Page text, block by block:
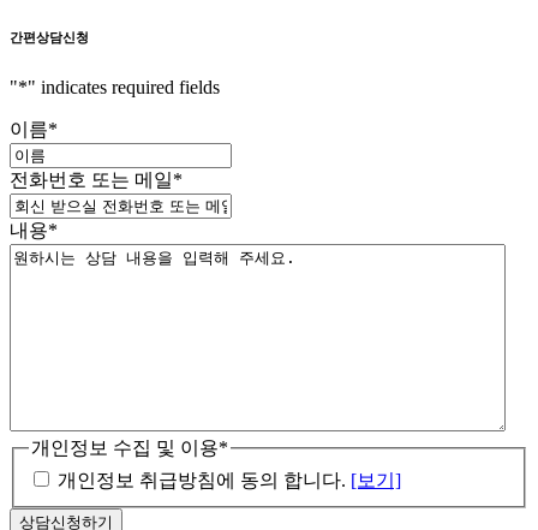
간편상담신청
"*" indicates required fields
이름*
전화번호 또는 메일*
내용*
개인정보 수집 및 이용*
개인정보 취급방침에 동의 합니다. [보기]